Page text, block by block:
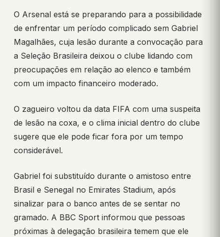
O Arsenal está se preparando para a possibilidade
de enfrentar um período complicado sem Gabriel
Magalhães, cuja lesão durante a convocação para
a Seleção Brasileira deixou o clube lidando com
preocupações em relação ao elenco e também
com um impacto financeiro moderado.
O zagueiro voltou da data FIFA com uma suspeita
de lesão na coxa, e o clima inicial dentro do clube
sugere que ele pode ficar fora por um tempo
considerável.
Gabriel foi substituído durante o amistoso entre
Brasil e Senegal no Emirates Stadium, após
sinalizar para o banco antes de se sentar no
gramado. A BBC Sport informou que pessoas
próximas à delegação brasileira temem que ele